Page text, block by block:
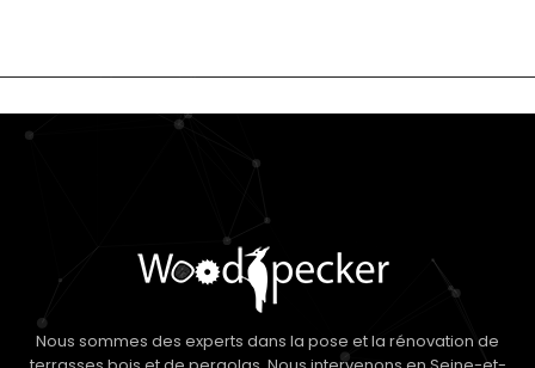
Nous sommes des experts dans la pose et la rénovation de